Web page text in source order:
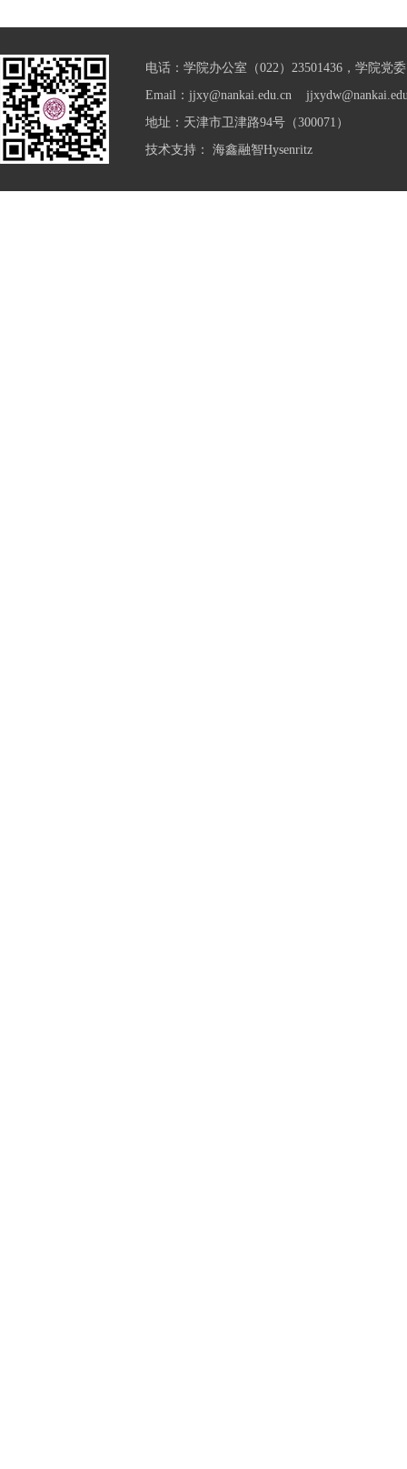
电话：学院办公室（022）23501436，学院党
Email：jjxy@nankai.edu.cn
地址：天津市卫津路94号（300071）
技术支持： 海鑫融智Hysenritz